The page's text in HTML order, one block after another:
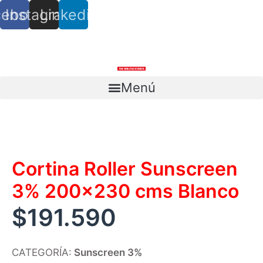
Instagram
Linkedin
Menú
Cortina Roller Sunscreen
3% 200×230 cms Blanco
$191.590
CATEGORÍA: Sunscreen 3%